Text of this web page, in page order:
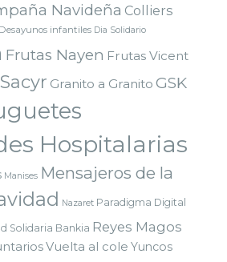
Navideña Colliers
Desayunos infantiles Dia Solidario
Frutas Nayen Frutas Vicent
Granito a Granito GSK
Hospitalarias
Manises Mensajeros de la
Nazaret Paradigma Digital
Solidaria Bankia Reyes Magos
Vuelta al cole Yuncos